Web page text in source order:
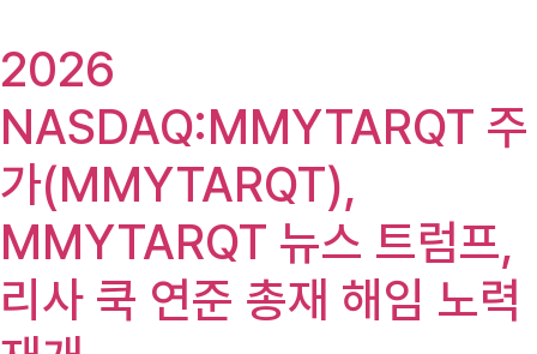
2026
NASDAQ:MMYTARQT 주
가(MMYTARQT),
MMYTARQT 뉴스 트럼프,
리사 쿡 연준 총재 해임 노력